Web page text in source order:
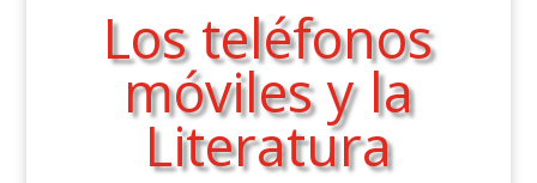
Los teléfonos
móviles y la
Literatura